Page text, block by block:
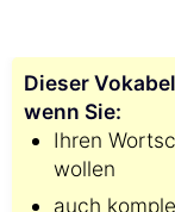
Dieser
wenn Sie:
Ihren
wollen
auch